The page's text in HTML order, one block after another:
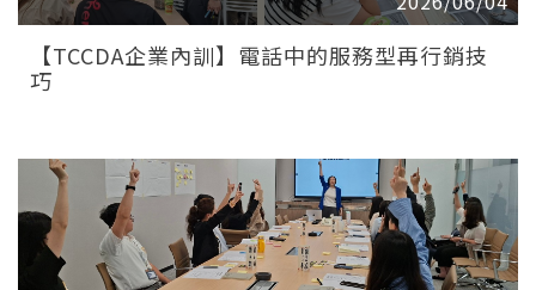
【TCCDA企業內訓】電話中的服務型再行銷技
巧